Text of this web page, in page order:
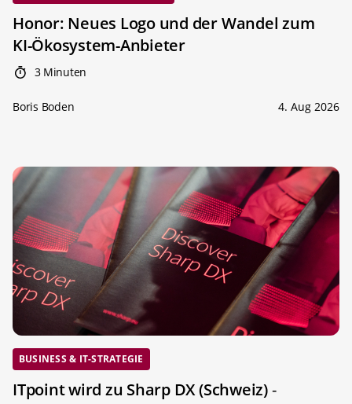
Honor: Neues Logo und der Wandel zum
KI-Ökosystem-Anbieter
3 Minuten
Boris Boden 4. Aug 2026
BUSINESS & IT-STRATEGIE
ITpoint wird zu Sharp DX (Schweiz)-